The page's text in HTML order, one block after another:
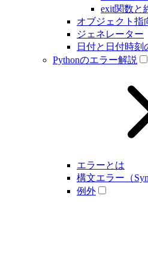
exit関数と
オブジェクト指
ジェネレーター
日付と日付時刻
Pythonのエラー解説
エラーとは
構文エラー（
例外